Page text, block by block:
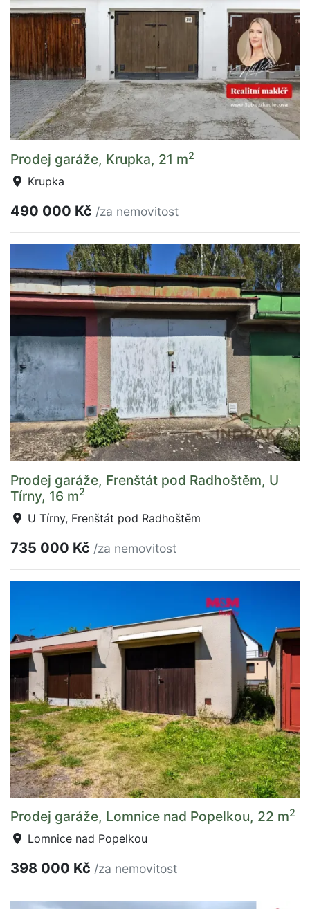
Prodej garáže, Krupka, 21 m2
Krupka
490 000 Kč /za nemovitost
Prodej garáže, Frenštát pod Radhoštěm, U
Tírny, 16 m2
U Tírny, Frenštát pod Radhoštěm
735 000 Kč /za nemovitost
Prodej garáže, Lomnice nad Popelkou, 22 m2
Lomnice nad Popelkou
398 000 Kč /za nemovitost